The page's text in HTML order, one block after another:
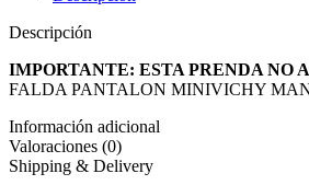
Descripción
IMPORTANTE: ESTA PRENDA NO
FALDA PANTALON MINIVICHY
Información adicional
Valoraciones (0)
Shipping & Delivery